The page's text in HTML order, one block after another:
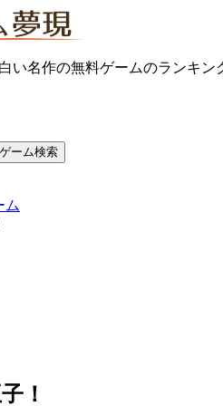
い名作の無料ゲームのランキン
ム
！